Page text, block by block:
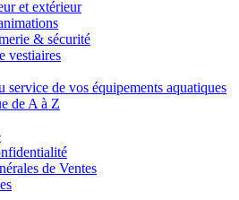
et extérieur
& sécurité
vestiaires
service de vos équipements aquatiques
de A à Z
de Ventes